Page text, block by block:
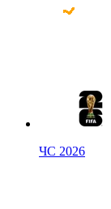
ЧС 2026